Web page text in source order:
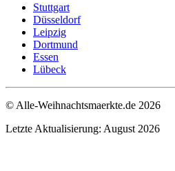
Stuttgart
Düsseldorf
Leipzig
Dortmund
Essen
Lübeck
© Alle-Weihnachtsmaerkte.de 2026
Letzte Aktualisierung: August 2026